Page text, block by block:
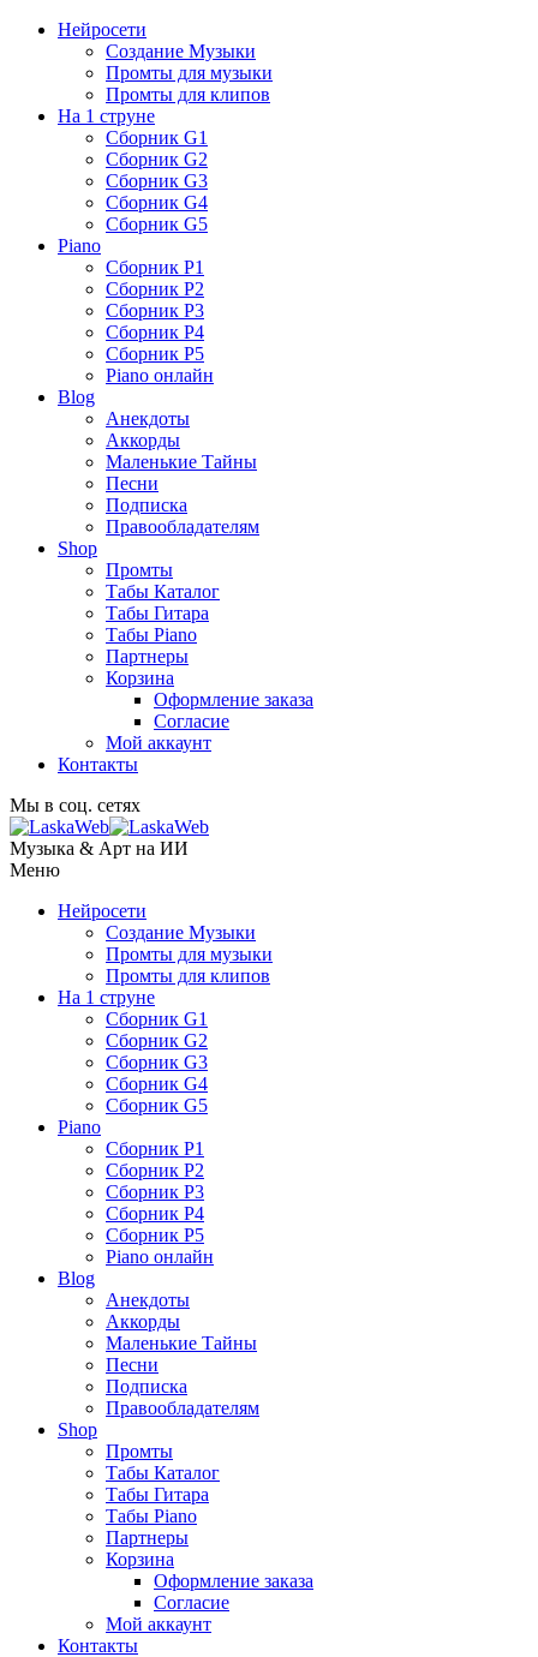
Нейросети
Создание Музыки
Промты для музыки
Промты для клипов
На 1 струне
Сборник G1
Сборник G2
Сборник G3
Сборник G4
Сборник G5
Piano
Сборник P1
Сборник P2
Сборник P3
Сборник P4
Сборник P5
Piano онлайн
Blog
Анекдоты
Аккорды
Маленькие Тайны
Песни
Подписка
Правообладателям
Shop
Промты
Табы Каталог
Табы Гитара
Табы Piano
Партнеры
Корзина
Оформление заказа
Согласие
Мой аккаунт
Контакты
Мы в соц. сетях
Музыка & Арт на ИИ
Меню
Нейросети
Создание Музыки
Промты для музыки
Промты для клипов
На 1 струне
Сборник G1
Сборник G2
Сборник G3
Сборник G4
Сборник G5
Piano
Сборник P1
Сборник P2
Сборник P3
Сборник P4
Сборник P5
Piano онлайн
Blog
Анекдоты
Аккорды
Маленькие Тайны
Песни
Подписка
Правообладателям
Shop
Промты
Табы Каталог
Табы Гитара
Табы Piano
Партнеры
Корзина
Оформление заказа
Согласие
Мой аккаунт
Контакты